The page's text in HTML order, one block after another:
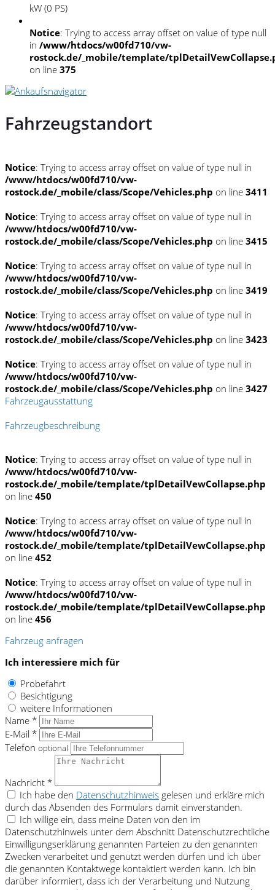
kW (0 PS)
Notice: Trying to access array offset on value of type null
in /www/htdocs/w00fd710/vw-
rostock.de/_mobile/template/
on line 375
Fahrzeugstandort
Notice: Trying to access array offset on value of type null in
/www/htdocs/w00fd710/vw-
rostock.de/_mobile/class/Scope/Vehicles.php on line 3411
Notice: Trying to access array offset on value of type null in
/www/htdocs/w00fd710/vw-
rostock.de/_mobile/class/Scope/Vehicles.php on line 3415
Notice: Trying to access array offset on value of type null in
/www/htdocs/w00fd710/vw-
rostock.de/_mobile/class/Scope/Vehicles.php on line 3419
Notice: Trying to access array offset on value of type null in
/www/htdocs/w00fd710/vw-
rostock.de/_mobile/class/Scope/Vehicles.php on line 3423
Notice: Trying to access array offset on value of type null in
/www/htdocs/w00fd710/vw-
rostock.de/_mobile/class/Scope/Vehicles.php on line 3427
Fahrzeugausstattung
Fahrzeugbeschreibung
Notice: Trying to access array offset on value of type null in
/www/htdocs/w00fd710/vw-
rostock.de/_mobile/template/tplDetailVewCollapse.php
on line 450
Notice: Trying to access array offset on value of type null in
/www/htdocs/w00fd710/vw-
rostock.de/_mobile/template/tplDetailVewCollapse.php
on line 452
Notice: Trying to access array offset on value of type null in
/www/htdocs/w00fd710/vw-
rostock.de/_mobile/template/tplDetailVewCollapse.php
on line 456
Fahrzeug anfragen
Ich interessiere mich für
Probefahrt
Besichtigung
weitere Informationen
Name *
E-Mail *
Telefon optional
Nachricht *
Ich habe den Datenschutzhinweis gelesen und erkläre mich
durch das Absenden des Formulars damit einverstanden.
Ich willige ein, dass meine Daten von den im
Datenschutzhinweis unter dem Abschnitt Datenschutzrechtliche
Einwilligungserklärung genannten Parteien zu den genannten
Zwecken verarbeitet und genutzt werden dürfen und ich über
die genannten Kontaktwege kontaktiert werden kann. Ich bin
darüber informiert, dass ich der Verarbeitung und Nutzung